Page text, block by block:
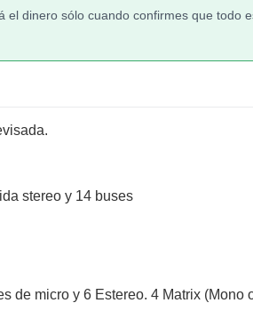
dinero sólo cuando confirmes que todo
stereo y 14 buses
de micro y 6 Estereo. 4 Matrix (Mono